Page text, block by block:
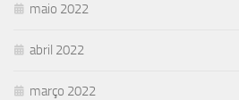
maio 2022
abril 2022
março 2022